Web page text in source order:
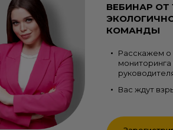
ВЕБИНАР ОТ
КОМАНДЫ
Расскажем о
мониторинга
Вас ждут